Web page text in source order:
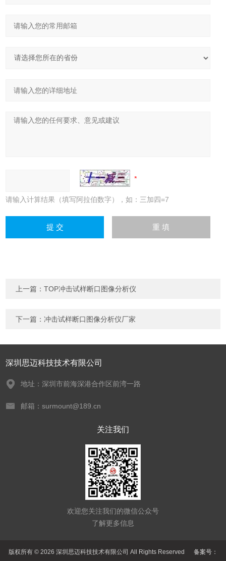
请输入计算结果（填写阿拉伯数字），如：三加四=7
上一篇：TOP冲击试样断口图像分析仪
下一篇：冲击试样断口图像分析仪厂家
深圳思迈科技技术有限公司
地址：深圳市前海深港合作区前湾一路
邮箱：surmount@189.cn
关注我们
欢迎您关注我们的微信公众号
了解更多信息
版权所有 © 2026 深圳思迈科技技术有限公司 All Rights Reserved 备案号：